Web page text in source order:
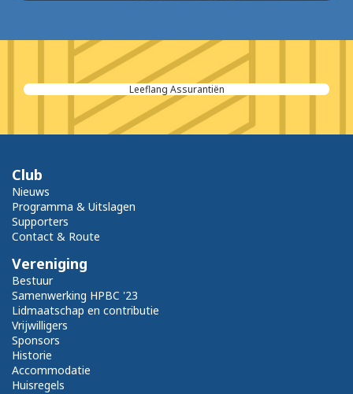
Leeflang Assurantiën
Club
Nieuws
Programma & Uitslagen
Supporters
Contact & Route
Vereniging
Bestuur
Samenwerking HPBC '23
Lidmaatschap en contributie
Vrijwilligers
Sponsors
Historie
Accommodatie
Huisregels